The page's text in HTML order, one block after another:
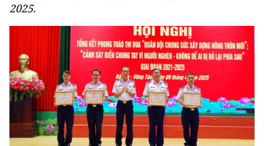
2025.